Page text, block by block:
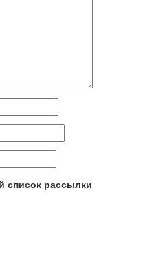
список рассылки